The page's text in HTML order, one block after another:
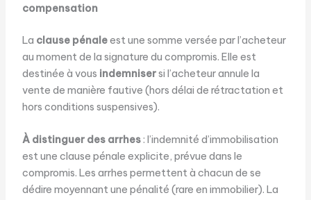
compensation
La clause pénaleest une somme versée par l’acheteur
au moment de la signature du compromis. Elle est
destinée à vous indemnisersi l’acheteur annule la
vente de manière fautive (hors délai de rétractation et
hors conditions suspensives).
À distinguer des arrhes: l’indemnité d’immobilisation
est une clause pénale explicite, prévue dans le
compromis. Les arrhes permettent à chacun de se
dédire moyennant une pénalité (rare en immobilier). La